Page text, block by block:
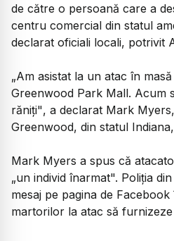
de către o persoană care a
centru comercial din statul
declarat oficiali locali, potrivit
„Am asistat la un atac în
Greenwood Park Mall. Acum
răniţi", a declarat Mark
Greenwood, din statul
Mark Myers a spus că
„un individ înarmat". Poliţia
mesaj pe pagina de
martorilor la atac să